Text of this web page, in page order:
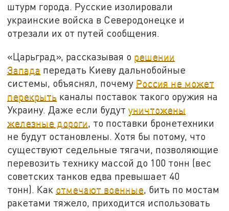
штурм города. Русские изолировали
украинские войска в Северодонецке и
отрезали их от путей сообщения.
«Царьград», рассказывая о решении
Запада передать Киеву дальнобойные
системы, объяснял, почему Россия не может
перекрыть каналы поставок такого оружия на
Украину. Даже если будутуничтожены
железные дороги, то поставки бронетехники
не будут остановлены. Хотя бы потому, что
существуют седельные тягачи, позволяющие
перевозить технику массой до 100 тонн (вес
советских танков едва превышает 40
тонн). Как отмечают военные, бить по мостам
ракетами тяжело, приходится использовать